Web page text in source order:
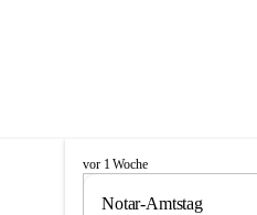
V
vor 1 Woche
Notar-Amtstag